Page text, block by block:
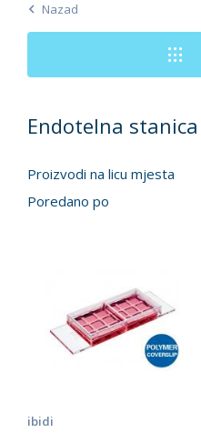
Nazad
Endotelna stanica
Proizvodi na licu mjesta
Poredano po
ibidi